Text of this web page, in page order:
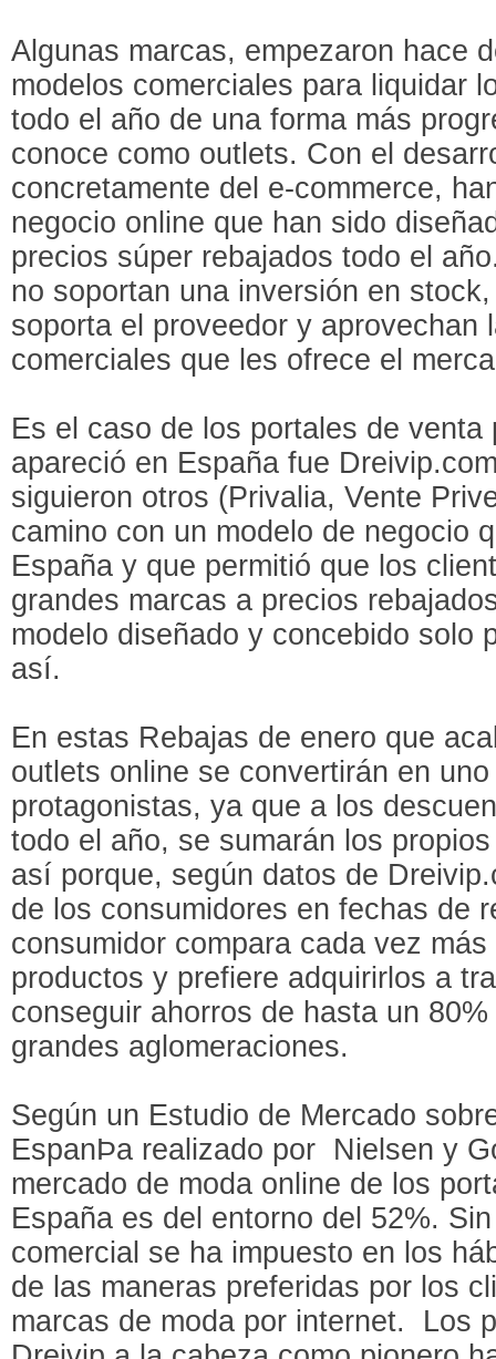
Algunas marcas, empezaron hace
modelos comerciales para liquidar
todo el año de una forma más
conoce como outlets. Con el
concretamente del e-commerce,
negocio online que han sido
precios súper rebajados todo el
no soportan una inversión en
soporta el proveedor y aprovechan
comerciales que les ofrece el
Es el caso de los portales de venta
apareció en España fue
siguieron otros (Privalia, Vente
camino con un modelo de negocio
España y que permitió que los
grandes marcas a precios
modelo diseñado y concebido solo
así.
En estas Rebajas de enero que
outlets online se convertirán en
protagonistas, ya que a los
todo el año, se sumarán los
así porque, según datos de
de los consumidores en fechas de
consumidor compara cada vez
productos y prefiere adquirirlos a
conseguir ahorros de hasta un
grandes aglomeraciones.
Según un Estudio de Mercado
EspanÞa realizado por Nielsen y
mercado de moda online de los
España es del entorno del 52%.
comercial se ha impuesto en los
de las maneras preferidas por los
marcas de moda por internet. Los